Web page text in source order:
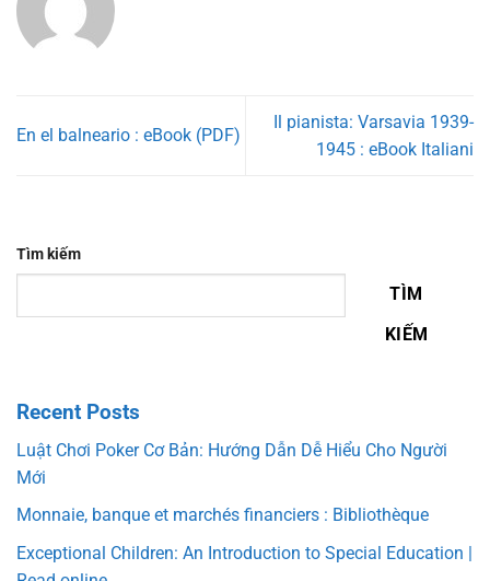
En el balneario : eBook (PDF)
Il pianista: Varsavia 1939-
1945 : eBook Italiani
Tìm kiếm
TÌM
KIẾM
Recent Posts
Luật Chơi Poker Cơ Bản: Hướng Dẫn Dễ Hiểu Cho Người
Mới
Monnaie, banque et marchés financiers : Bibliothèque
Exceptional Children: An Introduction to Special Education |